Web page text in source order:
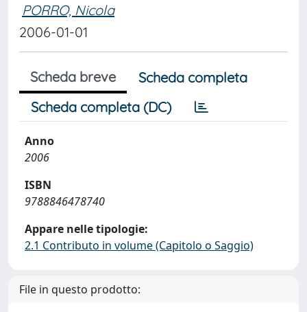
PORRO, Nicola
2006-01-01
Scheda breve
Scheda completa
Scheda completa (DC)
Anno
2006
ISBN
9788846478740
Appare nelle tipologie:
2.1 Contributo in volume (Capitolo o Saggio)
File in questo prodotto: